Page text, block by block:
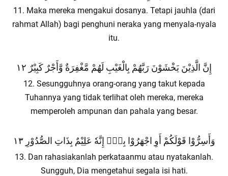
11. Maka mereka mengakui dosanya. Tetapi jauhla (dari
rahmat Allah) bagi penghuni neraka yang menyala-nyala
itu.
إِنَّ الَّذِيْنَ يَخْشَوْنَ رَبَّهُمْ بِالْغَيْبِ لَهُمْ مَّغْفِرَةٌ وَّأَجْرٌ كَبِيْرٌ ١٢
12. Sesungguhnya orang-orang yang takut kepada
Tuhannya yang tidak terlihat oleh mereka, mereka
memperoleh ampunan dan pahala yang besar.
وَأَسِرُّوْا قَوْلَكُمْ أَوِ اجْهَرُوْا بِهٖۗ إِنَّهٗ عَلِيْمٌ بِذَاتِ الصُّدُوْرِ ١٣
13. Dan rahasiakanlah perkataanmu atau nyatakanlah.
Sungguh, Dia mengetahui segala isi hati.